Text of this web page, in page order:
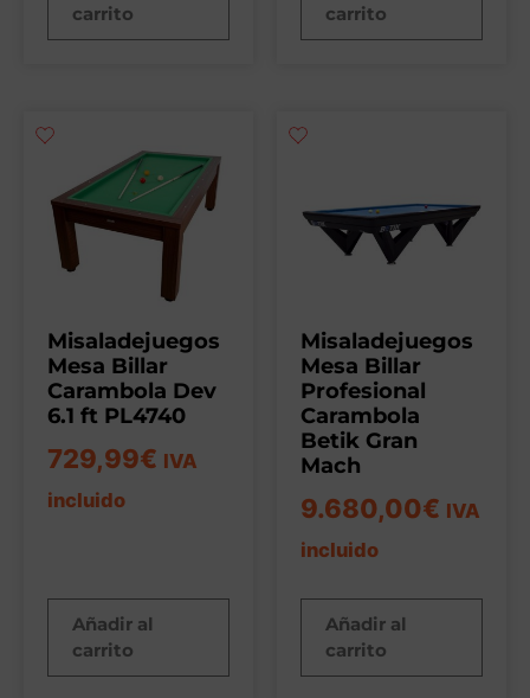
carrito
carrito
Misaladejuegos
Mesa Billar
Carambola Dev
6.1 ft PL4740
729,99€ IVA
incluido
Añadir al
carrito
Misaladejuegos
Mesa Billar
Profesional
Carambola
Betik Gran
Mach
9.680,00€ IVA
incluido
Añadir al
carrito